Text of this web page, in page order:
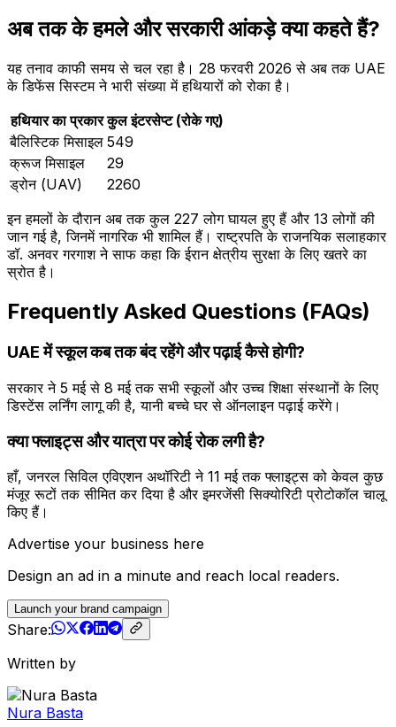
अब तक के हमले और सरकारी आंकड़े क्या कहते हैं?
यह तनाव काफी समय से चल रहा है। 28 फरवरी 2026 से अब तक UAE
के डिफेंस सिस्टम ने भारी संख्या में हथियारों को रोका है।
हथियार का प्रकार कुल इंटरसेप्ट (रोके गए)
बैलिस्टिक मिसाइल 549
क्रूज मिसाइल
29
ड्रोन (UAV)
2260
इन हमलों के दौरान अब तक कुल 227 लोग घायल हुए हैं और 13 लोगों की
जान गई है, जिनमें नागरिक भी शामिल हैं। राष्ट्रपति के राजनयिक सलाहकार
डॉ. अनवर गरगाश ने साफ कहा कि ईरान क्षेत्रीय सुरक्षा के लिए खतरे का
स्रोत है।
Frequently Asked Questions (FAQs)
UAE में स्कूल कब तक बंद रहेंगे और पढ़ाई कैसे होगी?
सरकार ने 5 मई से 8 मई तक सभी स्कूलों और उच्च शिक्षा संस्थानों के लिए
डिस्टेंस लर्निंग लागू की है, यानी बच्चे घर से ऑनलाइन पढ़ाई करेंगे।
क्या फ्लाइट्स और यात्रा पर कोई रोक लगी है?
हाँ, जनरल सिविल एविएशन अथॉरिटी ने 11 मई तक फ्लाइट्स को केवल कुछ
मंजूर रूटों तक सीमित कर दिया है और इमरजेंसी सिक्योरिटी प्रोटोकॉल चालू
किए हैं।
Advertise your business here
Design an ad in a minute and reach local readers.
Launch your brand campaign
Share:
Written by
Nura Basta